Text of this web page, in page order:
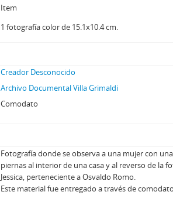
Item
1 fotografía color de 15.1x10.4 cm.
Creador Desconocido
Archivo Documental Villa Grimaldi
Comodato
Fotografía donde se observa a una mujer con
piernas al interior de una casa y al reverso de la
Jessica, perteneciente a Osvaldo Romo.
Este material fue entregado a través de